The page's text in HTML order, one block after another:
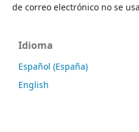
de correo electrónico no se
Idioma
Español (España)
English